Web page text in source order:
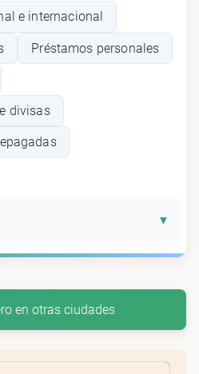
e internacional
Préstamos personales
divisas
en otras ciudades